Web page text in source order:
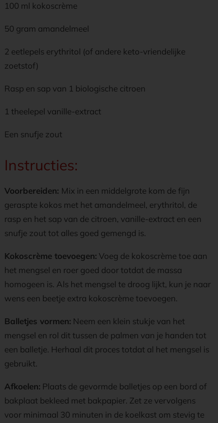
100 ml kokoscrème
50 gram amandelmeel
2 eetlepels erythritol (of andere keto-vriendelijke
zoetstof)
Rasp en sap van 1 biologische citroen
1 theelepel vanille-extract
Een snufje zout
Instructies:
Voorbereiden: Mix in een middelgrote kom de fijn
geraspte kokos met het amandelmeel, erythritol, de
rasp en het sap van de citroen, vanille-extract en een
snufje zout tot alles goed gemengd is.
Kokoscrème toevoegen: Voeg de kokoscrème toe aan
het mengsel en roer goed door totdat de massa
homogeen is. Als het mengsel te droog lijkt, kun je naar
wens een beetje extra kokoscrème toevoegen.
Balletjes vormen: Neem een klein stukje van het
mengsel en rol dit tussen de palmen van je handen tot
een balletje. Herhaal dit proces totdat al het mengsel is
gebruikt.
Afkoelen: Plaats de gevormde balletjes op een bord of
bakplaat bekleed met bakpapier. Zet ze vervolgens
voor minimaal 30 minuten in de koelkast om stevig te